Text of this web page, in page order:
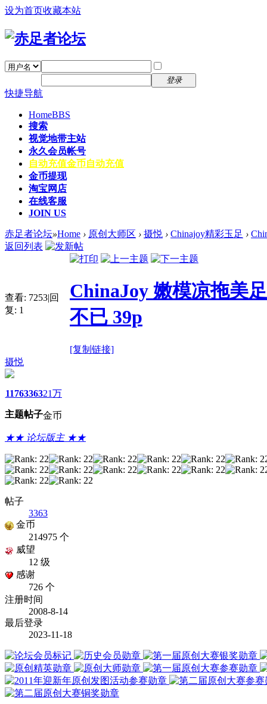
设为首页收藏本站
登录
快捷导航
HomeBBS
搜索
视觉地带主站
永久会员帐号
自动充值金币自动充值
金币提现
淘宝网店
在线客服
JOIN US
赤足者论坛»Home › 原创大师区 › 摄悦 › Chinajoy精彩玉足 ›
返回列表
查看: 7253|回
复: 1
ChinaJoy 嫩模凉拖美
不已 39p
[复制链接]
摄悦
1176
主题
3363
帖子
21万
金币
★★ 论坛版主 ★★
帖子
3363
金币
214975 个
威望
12 级
感谢
726 个
注册时间
2008-8-14
最后登录
2023-11-18